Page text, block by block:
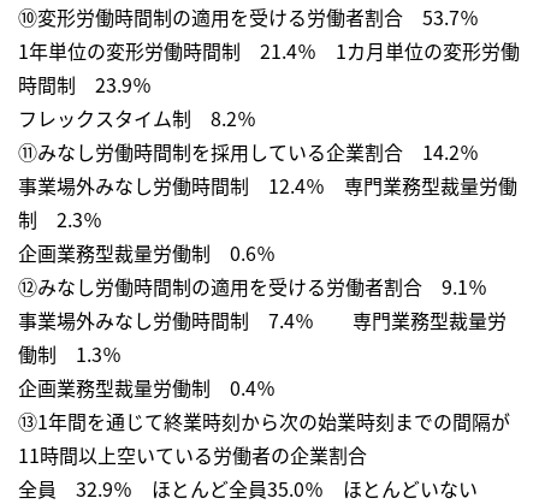
⑩変形労働時間制の適用を受ける労働者割合 53.7％
1年単位の変形労働時間制 21.4％ 1カ月単位の変形労働
時間制 23.9％
フレックスタイム制 8.2％
⑪みなし労働時間制を採用している企業割合 14.2％
事業場外みなし労働時間制 12.4％ 専門業務型裁量労働
制 2.3％
企画業務型裁量労働制 0.6％
⑫みなし労働時間制の適用を受ける労働者割合 9.1％
事業場外みなし労働時間制 7.4％ 専門業務型裁量労
働制 1.3％
企画業務型裁量労働制 0.4％
⑬1年間を通じて終業時刻から次の始業時刻までの間隔が
11時間以上空いている労働者の企業割合
全員 32.9％ ほとんど全員35.0％ ほとんどいない